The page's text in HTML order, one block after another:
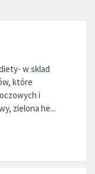
w sklad
które
i
zielona he...